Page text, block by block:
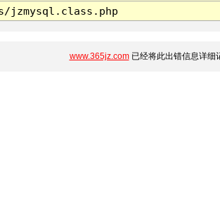
jzmysql.class.php
www.365jz.com已经将此出错信息详细